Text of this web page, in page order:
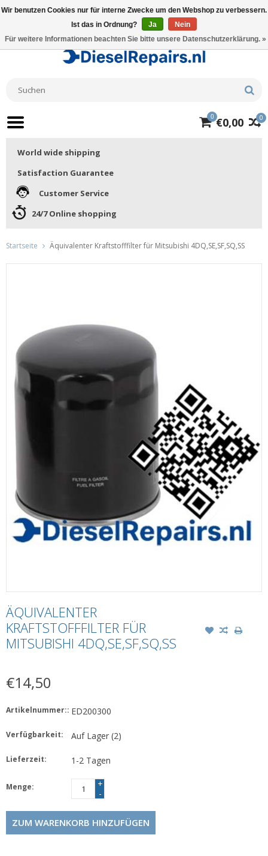
0
0 €0,00
World wide shipping
Satisfaction Guarantee
Customer Service
24/7 Online shopping
Startseite Äquivalenter Kraftstofffilter für Mitsubishi 4DQ,SE,SF,SQ,SS
ÄQUIVALENTER
KRAFTSTOFFFILTER FÜR
MITSUBISHI 4DQ,SE,SF,SQ,SS
€14,50
Artikelnummer:: ED200300
Verfügbarkeit: Auf Lager(2)
Lieferzeit: 1-2 Tagen
Menge:
+
-
ZUM WARENKORB HINZUFÜGEN
Wir benutzen Cookies nur für interne Zwecke um den Webshop zu verbessern.
Ist das in Ordnung?
Ja
Nein
Für weitere Informationen beachten Sie bitte unsere Datenschutzerklärung. »